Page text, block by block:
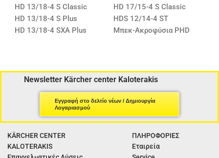
HD 13/18-4 S Classic
HD 13/18-4 S Plus
HD 13/18-4 SXA Plus
HD 17/15-4 S Classic
HDS 12/14-4 ST
Μπεκ-Ακροφύσια PHD
Newsletter Kärcher center Kaloterakis
Εγγραφή στο δελτίο νέων / Δημιουργία
Λογαριασμού
KÄRCHER CENTER
KALOTERAKIS
ΠΛΗΡΟΦΟΡΙΕΣ
Εταιρεία